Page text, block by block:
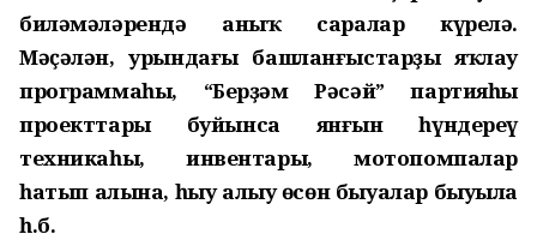
биләмәләрендә аныҡ саралар күрелә.
Мәҫәлән, урындағы башланғыстарҙы яҡлау
программаһы, “Берҙәм Рәсәй” партияһы
проекттары буйынса янғын һүндереү
техникаһы, инвентары, мотопомпалар
һатып алына, һыу алыу өсөн быуалар быуыла
һ.б.